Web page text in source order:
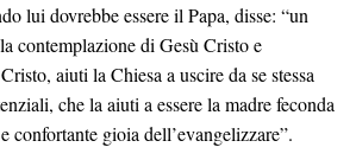
lui dovrebbe essere il Papa, disse: “un
contempla­zione di Gesù Cristo e
aiuti la Chiesa a uscire da se stessa
che la aiuti a essere la madre feconda
confortante gioia dell’evangelizzare”.